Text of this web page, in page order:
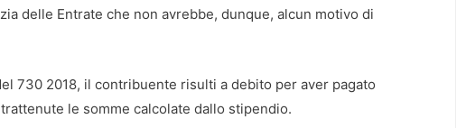
delle Entrate che non avrebbe, dunque, alcun motivo di
730 2018, il contribuente risulti a debito per aver pagato
le somme calcolate dallo stipendio.